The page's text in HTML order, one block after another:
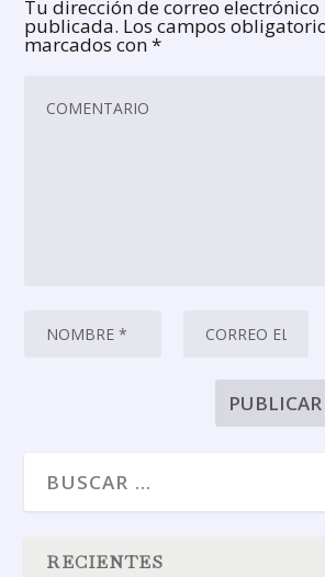
Tu dirección de correo electrónico
publicada. Los campos
marcados con*
RECIENTES